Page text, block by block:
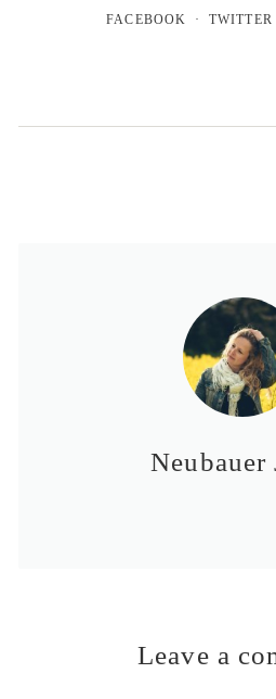
FACEBOOK TWITTER
Neubauer
Leave a